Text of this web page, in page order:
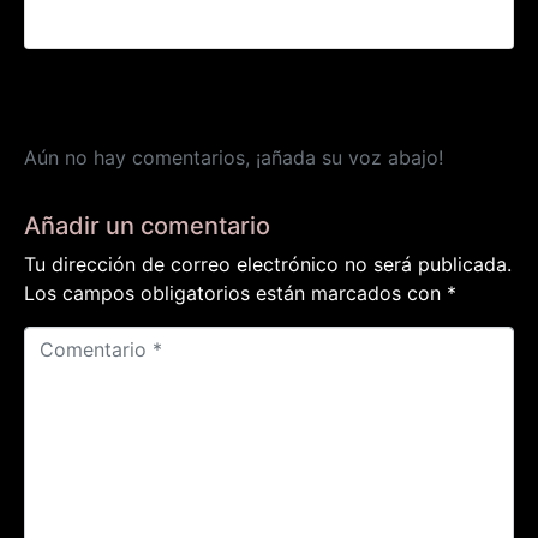
Aún no hay comentarios, ¡añada su voz abajo!
Añadir un comentario
Tu dirección de correo electrónico no será publicada.
Los campos obligatorios están marcados con *